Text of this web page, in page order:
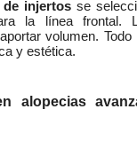
injertos se
la línea frontal.
volumen. Todo
y estética.
alopecias